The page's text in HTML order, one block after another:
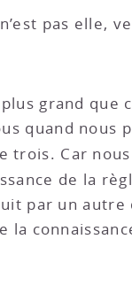
pas elle,
grand que
quand nous
trois. Car
de la
par un